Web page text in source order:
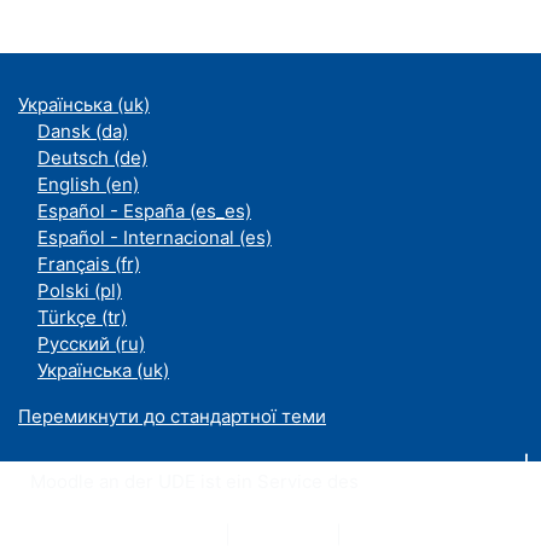
Українська ‎(uk)‎
Dansk ‎(da)‎
Deutsch ‎(de)‎
English ‎(en)‎
Español - España ‎(es_es)‎
Español - Internacional ‎(es)‎
Français ‎(fr)‎
Polski ‎(pl)‎
Türkçe ‎(tr)‎
Русский ‎(ru)‎
Українська ‎(uk)‎
Перемикнути до стандартної теми